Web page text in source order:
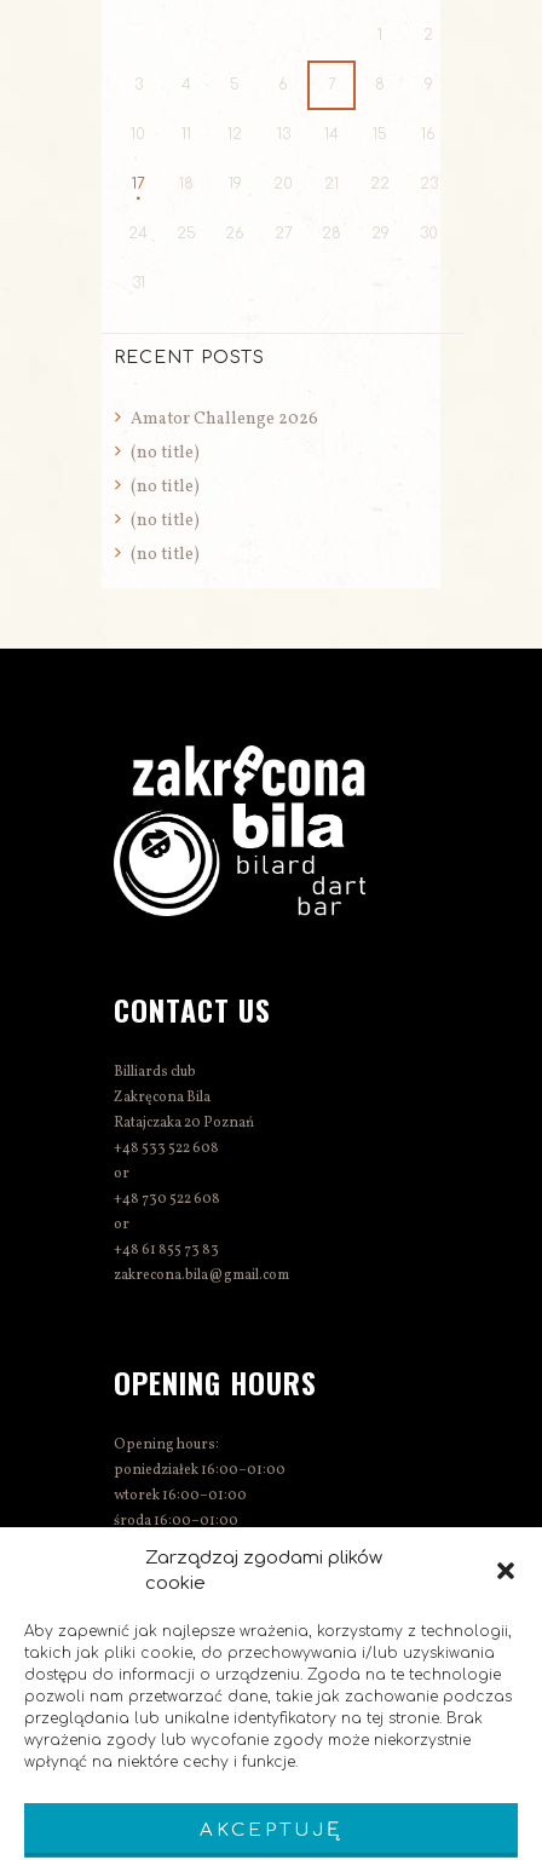
Zarządzaj zgodami plików
cookie
Aby zapewnić jak najlepsze wrażenia, korzystamy z technologii,
takich jak pliki cookie, do przechowywania i/lub uzyskiwania
dostępu do informacji o urządzeniu. Zgoda na te technologie
pozwoli nam przetwarzać dane, takie jak zachowanie podczas
przeglądania lub unikalne identyfikatory na tej stronie. Brak
wyrażenia zgody lub wycofanie zgody może niekorzystnie
wpłynąć na niektóre cechy i funkcje.
AKCEPTUJĘ
2
3 4 5 6 7 8 9
10 11 12 13 14 15 16
17 18 19 20 21 22 23
24 25 26 27 28 29 30
31
RECENT POSTS
Amator Challenge 2026
(no title)
(no title)
(no title)
(no title)
CONTACT US
Billiards club
Zakręcona Bila
Ratajczaka 20 Poznań
+48 533 522 608
or
+48 730 522 608
or
+48 61 855 73 83
zakrecona.bila@gmail.com
OPENING HOURS
Opening hours:
poniedziałek 16:00–01:00
wtorek 16:00–01:00
środa 16:00–01:00
Thursday 15:00–01:00
Friday 15:00–02:00
Sunday 14:00–00:00
SOCIAL MEDIA